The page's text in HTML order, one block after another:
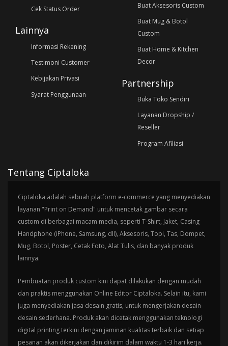
Cek Status Order
Lainnya
Informasi Rekening
Testimoni Customer
Kebijakan Privasi
Syarat Penggunaan
Buat Aksesoris Custom
Buat Mug & Botol
Custom
Buat Home & Kitchen
Decor
Partnership
Buka Toko Sendiri
Layanan Dropship /
Reseller
Program Afiliasi
Tentang Ciptaloka
Ciptaloka adalah sebuah platform e-commerce yang menyediakan
layanan "Print on Demand" untuk mencetak gambar secara
custom di berbagai macam media, seperti T-Shirt, Jaket, Casing
Handphone (iPhone, Samsung, dll), Aksesoris, Topi, Tas, Dompet,
Mug, Botol, Poster, Cetak Foto, Alat Tulis, dan banyak produk
lainnya.
Pembuatan produk custom kini dapat dilakukan dengan mudah
dan praktis menggunakan Online Editor Ciptaloka. Selain itu, kami
juga menyediakan jasa desain gratis, untuk mengerjakan desain-
desain sederhana. Produk akan dicetak menggunakan teknologi
digital printing terkini dengan jaminan kualitas terbaik dan setiap
pesanan akan dikerjakan dan dikirim dalam waktu 1-3 hari kerja.